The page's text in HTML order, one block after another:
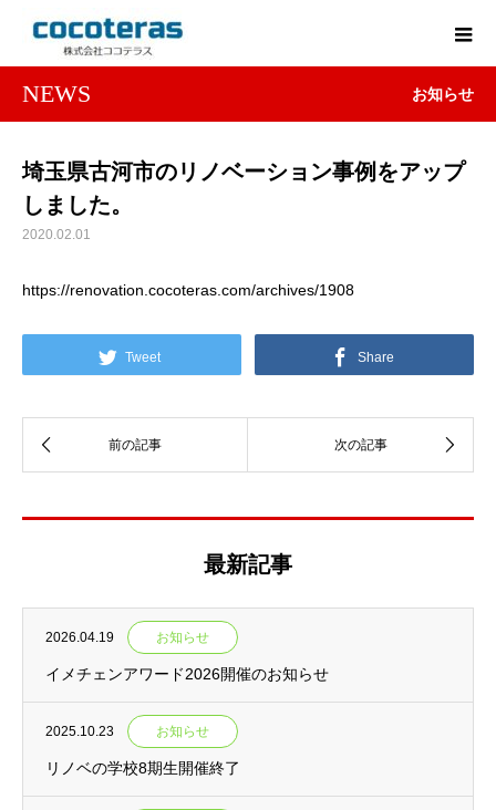
NEWS お知らせ
埼玉県古河市のリノベーション事例をアップ
しました。
2020.02.01
https://renovation.cocoteras.com/archives/1908
Tweet Share
最新記事
2026.04.19 お知らせ
イメチェンアワード2026開催のお知らせ
2025.10.23 お知らせ
リノベの学校8期生開催終了